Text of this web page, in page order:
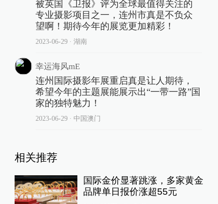
被英国《卫报》评为全球最值得关注的
专业摄影项目之一，连州市真是不负众
望啊！期待今年的展览更加精彩！
2023-06-29∙ 湖南
幸运海风mE
连州国际摄影年展重启真是让人期待，
希望今年的主题展能展示出“一带一路”国
家的独特魅力！
2023-06-29∙ 中国澳门
相关推荐
国际金价显著跳涨，多家黄金
品牌单日报价涨超55元